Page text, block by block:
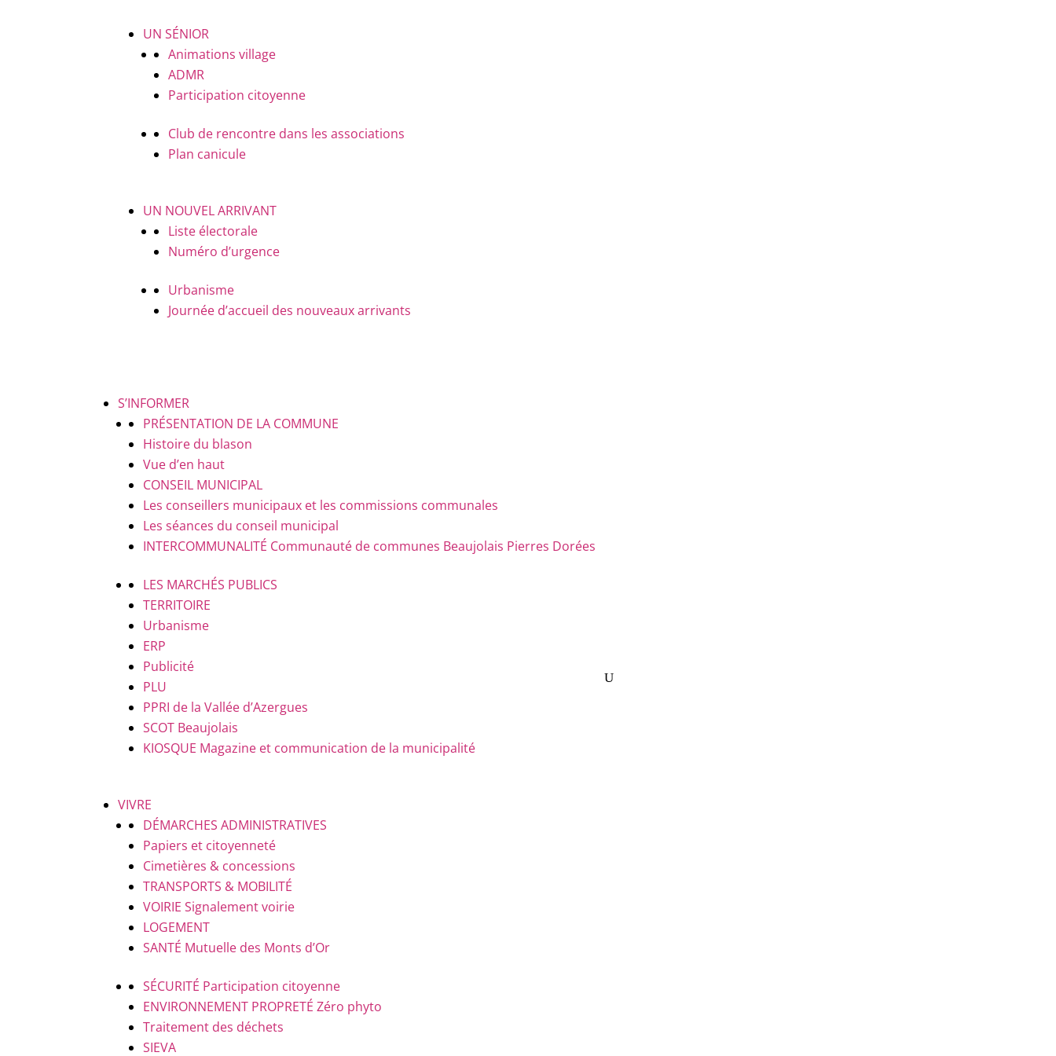
UN SÉNIOR
Animations village
ADMR
Participation citoyenne
Club de rencontre dans les associations
Plan canicule
UN NOUVEL ARRIVANT
Liste électorale
Numéro d’urgence
Urbanisme
Journée d’accueil des nouveaux arrivants
S’INFORMER
PRÉSENTATION DE LA COMMUNE
Histoire du blason
Vue d’en haut
CONSEIL MUNICIPAL
Les conseillers municipaux et les commissions communales
Les séances du conseil municipal
INTERCOMMUNALITÉ Communauté de communes Beaujolais Pierres Dorées
LES MARCHÉS PUBLICS
TERRITOIRE
Urbanisme
ERP
Publicité
PLU
PPRI de la Vallée d’Azergues
SCOT Beaujolais
KIOSQUE Magazine et communication de la municipalité
VIVRE
DÉMARCHES ADMINISTRATIVES
Papiers et citoyenneté
Cimetières & concessions
TRANSPORTS & MOBILITÉ
VOIRIE Signalement voirie
LOGEMENT
SANTÉ Mutuelle des Monts d’Or
SÉCURITÉ Participation citoyenne
ENVIRONNEMENT PROPRETÉ Zéro phyto
Traitement des déchets
SIEVA